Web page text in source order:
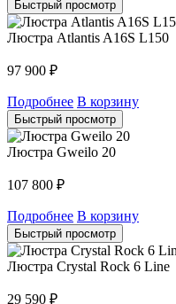
Быстрый просмотр
Люстра Atlantis A16S L150
97 900 ₽
Подробнее В корзину
Быстрый просмотр
Люстра Gweilo 20
107 800 ₽
Подробнее В корзину
Быстрый просмотр
Люстра Crystal Rock 6 Line
29 590 ₽